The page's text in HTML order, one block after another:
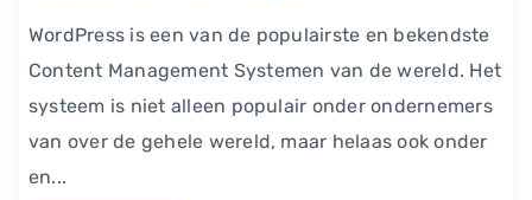
WordPress is een van de populairste en bekendste
Content Management Systemen van de wereld. Het
systeem is niet alleen populair onder ondernemers
van over de gehele wereld, maar helaas ook onder
en...